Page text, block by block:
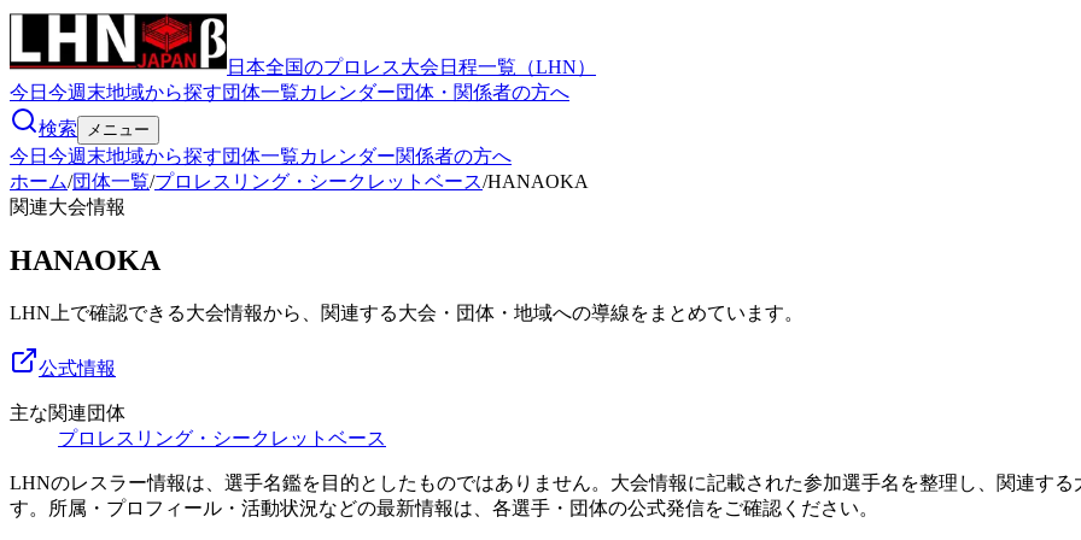
日本全国のプロレス大会日程一覧（LHN）
今日 今週末地域から探す団体一覧カレンダー団体・関係者の方へ
検索
メニュー
今日 今週末地域から探す団体一覧カレンダー関係者の方へ
ホーム/団体一覧/プロレスリング・シークレットベース/HANAOKA
関連大会情報
HANAOKA
LHN上で確認できる大会情報から、関連する大会・団体・地域への導線をまとめています。
公式情報
主な関連団体
プロレスリング・シークレットベース
LHNのレスラー情報は、選手名鑑を目的としたものではありません。大会情報に記載された参加選手名を整理し、関連す
す。所属・プロフィール・活動状況などの最新情報は、各選手・団体の公式発信をご確認ください。